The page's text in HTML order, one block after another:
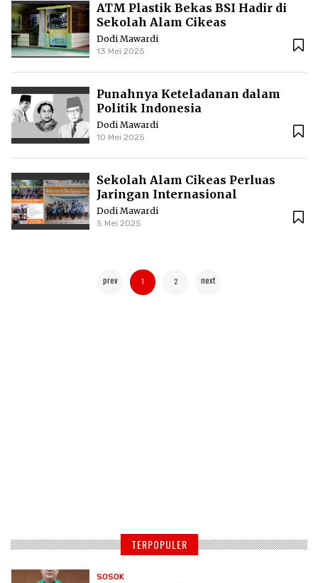
ATM Plastik Bekas BSI Hadir di
Sekolah Alam Cikeas
Dodi Mawardi
13 Mei 2025
Punahnya Keteladanan dalam
Politik Indonesia
Dodi Mawardi
10 Mei 2025
Sekolah Alam Cikeas Perluas
Jaringan Internasional
Dodi Mawardi
5 Mei 2025
prev 1 2 next
TERPOPULER
SOSOK